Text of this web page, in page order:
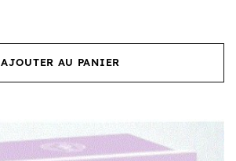
AJOUTER AU PANIER